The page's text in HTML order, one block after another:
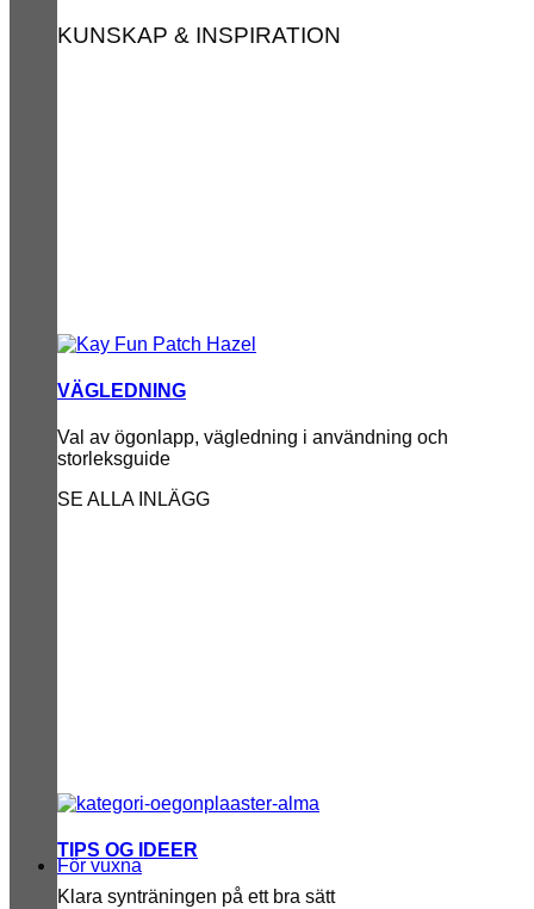
KUNSKAP & INSPIRATION
VÄGLEDNING
Val av ögonlapp, vägledning i användning och
storleksguide
SE ALLA INLÄGG
TIPS OG IDEER
Klara synträningen på ett bra sätt
För vuxna